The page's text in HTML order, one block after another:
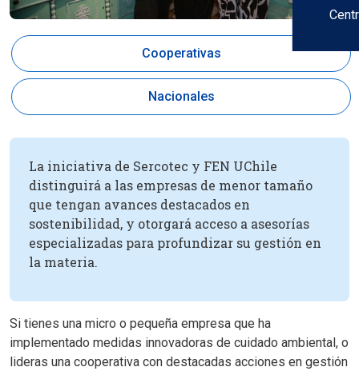
Cooperativas
Nacionales
La iniciativa de Sercotec y FEN UChile
distinguirá a las empresas de menor tamaño
que tengan avances destacados en
sostenibilidad, y otorgará acceso a asesorías
especializadas para profundizar su gestión en
la materia.
Si tienes una micro o pequeña empresa que ha
implementado medidas innovadoras de cuidado ambiental, o
lideras una cooperativa con destacadas acciones en gestión